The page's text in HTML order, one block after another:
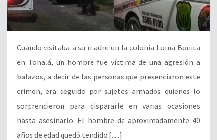
Cuando visitaba a su madre en la colonia Loma Bonita
en Tonalá, un hombre fue víctima de una agresión a
balazos, a decir de las personas que presenciaron este
crimen, era seguido por sujetos armados quienes lo
sorprendieron para dispararle en varias ocasiones
hasta asesinarlo. El hombre de aproximadamente 40
años de edad quedó tendido […]